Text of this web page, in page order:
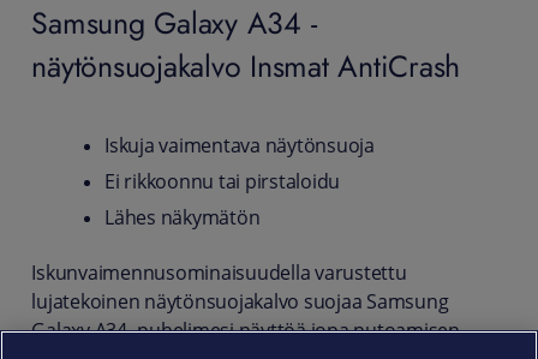
Samsung Galaxy A34 -
näytönsuojakalvo Insmat AntiCrash
Iskuja vaimentava näytönsuoja
Ei rikkoonnu tai pirstaloidu
Lähes näkymätön
Iskunvaimennusominaisuudella varustettu
lujatekoinen näytönsuojakalvo suojaa Samsung
Galaxy A34 -puhelimesi näyttöä jopa putoamisen